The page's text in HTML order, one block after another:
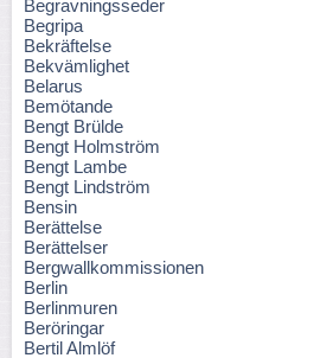
Begravningsseder
Begripa
Bekräftelse
Bekvämlighet
Belarus
Bemötande
Bengt Brülde
Bengt Holmström
Bengt Lambe
Bengt Lindström
Bensin
Berättelse
Berättelser
Bergwallkommissionen
Berlin
Berlinmuren
Beröringar
Bertil Almlöf